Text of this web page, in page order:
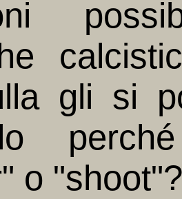
gli si
o "shoot"?